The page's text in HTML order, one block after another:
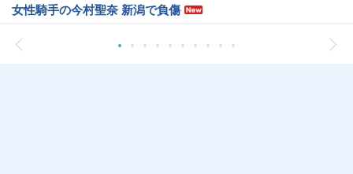
女性騎手の今村聖奈 新潟で負傷